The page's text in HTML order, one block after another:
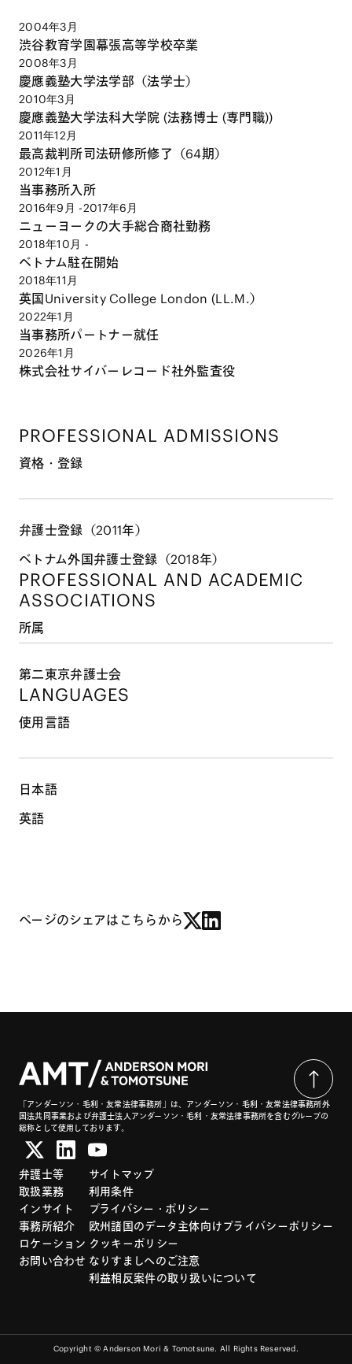
2004年3月
渋谷教育学園幕張高等学校卒業
2008年3月
慶應義塾大学法学部（法学士）
2010年3月
慶應義塾大学法科大学院 (法務博士 (専門職))
2011年12月
最高裁判所司法研修所修了（64期）
2012年1月
当事務所入所
2016年9月 -2017年6月
ニューヨークの大手総合商社勤務
2018年10月 -
ベトナム駐在開始
2018年11月
英国University College London (LL.M.）
2022年1月
当事務所パートナー就任
2026年1月
株式会社サイバーレコード社外監査役
PROFESSIONAL ADMISSIONS
資格・登録
弁護士登録（2011年）
ベトナム外国弁護士登録（2018年）
PROFESSIONAL AND ACADEMIC
ASSOCIATIONS
所属
第二東京弁護士会
LANGUAGES
使用言語
日本語
英語
ページのシェアはこちらから
「アンダーソン・毛利・友常法律事務所」は、アンダーソン・毛利・友常法律事務所外
国法共同事業および弁護士法人アンダーソン・毛利・友常法律事務所を含むグループの
総称として使用しております。
弁護士等
取扱業務
インサイト
事務所紹介
ロケーション
お問い合わせ
サイトマップ
利用条件
プライバシー・ポリシー
欧州諸国のデータ主体向けプライバシーポリシー
クッキーポリシー
なりすましへのご注意
利益相反案件の取り扱いについて
Copyright © Anderson Mori & Tomotsune. All Rights Reserved.